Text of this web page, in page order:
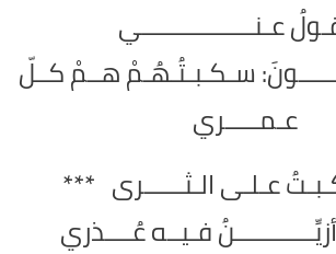
عـنـــــــــــــــــي
سـكـبـتُـهُـمْ هــمْ كــلّ
عـمـــــري
عـلـى الـثــــــرى ***
فـيــه عُــــذري